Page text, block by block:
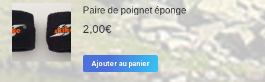
a
plusieurs
variations.
Les
options
Paire de poignet éponge
2,00€
Ajouter au panier